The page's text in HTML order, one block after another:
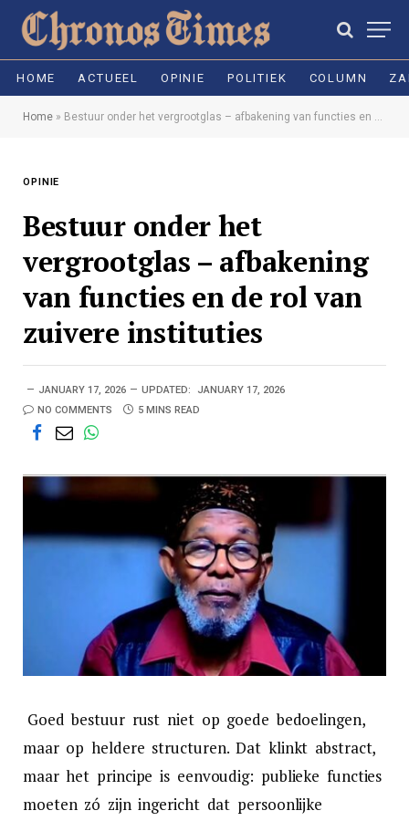
HOME ACTUEEL OPINIE POLITIEK COLUMN
Home » Bestuur onder het vergrootglas – afbakening van functies en de rol van zuivere instituties
OPINIE
Bestuur onder het
vergrootglas – afbakening
van functies en de rol van
zuivere instituties
JANUARY 17, 2026 UPDATED:
JANUARY 17, 2026
NO COMMENTS
5 MINS READ
Goed bestuur rust niet op goede bedoelingen,
maar op heldere structuren. Dat klinkt abstract,
maar het principe is eenvoudig: publieke functies
moeten zó zijn ingericht dat persoonlijke